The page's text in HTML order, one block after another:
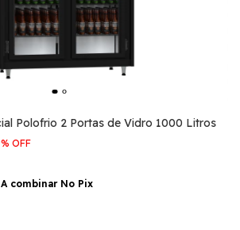
Polofrio 2 Portas de Vidro 1000 Litros
% OFF
A combinar No Pix